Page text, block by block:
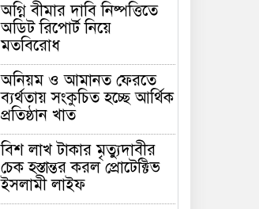
অগ্নি বীমার দাবি নিষ্পত্তিতে
অডিট রিপোর্ট নিয়ে
মতবিরোধ
অনিয়ম ও আমানত ফেরতে
ব্যর্থতায় সংকুচিত হচ্ছে আর্থিক
প্রতিষ্ঠান খাত
বিশ লাখ টাকার মৃত্যুদাবীর
চেক হস্তান্তর করল প্রোটেক্টিভ
ইসলামী লাইফ